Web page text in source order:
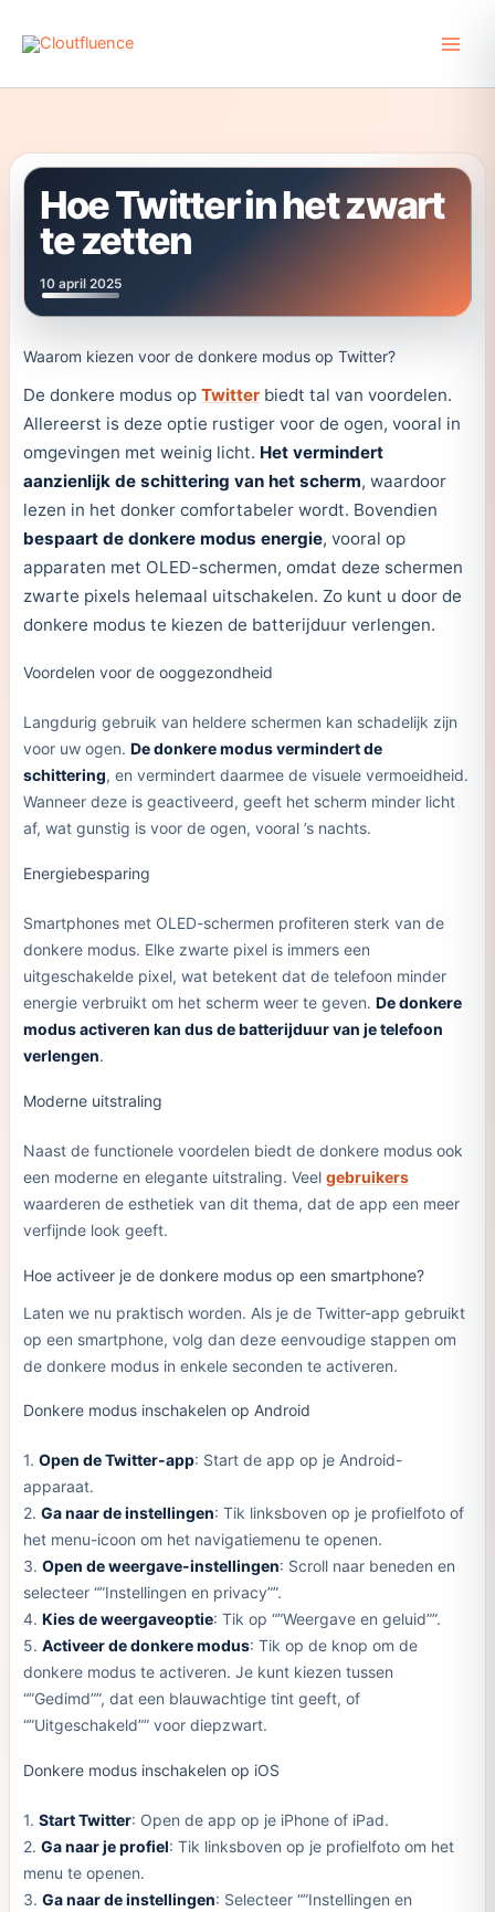
naar
inhoud
Hoe Twitter in het zwart
te zetten
10 april 2025
Waarom kiezen voor de donkere modus op Twitter?
De donkere modus op Twitterbiedt tal van voordelen.
Allereerst is deze optie rustiger voor de ogen, vooral in
omgevingen met weinig licht. Het vermindert
aanzienlijk de schittering van het scherm, waardoor
lezen in het donker comfortabeler wordt. Bovendien
bespaart de donkere modus energie, vooral op
apparaten met OLED-schermen, omdat deze schermen
zwarte pixels helemaal uitschakelen. Zo kunt u door de
donkere modus te kiezen de batterijduur verlengen.
Voordelen voor de ooggezondheid
Langdurig gebruik van heldere schermen kan schadelijk zijn
voor uw ogen. De donkere modus vermindert de
schittering, en vermindert daarmee de visuele vermoeidheid.
Wanneer deze is geactiveerd, geeft het scherm minder licht
af, wat gunstig is voor de ogen, vooral ’s nachts.
Energiebesparing
Smartphones met OLED-schermen profiteren sterk van de
donkere modus. Elke zwarte pixel is immers een
uitgeschakelde pixel, wat betekent dat de telefoon minder
energie verbruikt om het scherm weer te geven. De donkere
modus activeren kan dus de batterijduur van je telefoon
verlengen.
Moderne uitstraling
Naast de functionele voordelen biedt de donkere modus ook
een moderne en elegante uitstraling. Veel gebruikers
waarderen de esthetiek van dit thema, dat de app een meer
verfijnde look geeft.
Hoe activeer je de donkere modus op een smartphone?
Laten we nu praktisch worden. Als je de Twitter-app gebruikt
op een smartphone, volg dan deze eenvoudige stappen om
de donkere modus in enkele seconden te activeren.
Donkere modus inschakelen op Android
1. Open de Twitter-app: Start de app op je Android-
apparaat.
2. Ga naar de instellingen: Tik linksboven op je profielfoto of
het menu-icoon om het navigatiemenu te openen.
3. Open de weergave-instellingen: Scroll naar beneden en
selecteer “”Instellingen en privacy””.
4. Kies de weergaveoptie: Tik op “”Weergave en geluid””.
5. Activeer de donkere modus: Tik op de knop om de
donkere modus te activeren. Je kunt kiezen tussen
“”Gedimd””, dat een blauwachtige tint geeft, of
“”Uitgeschakeld”” voor diepzwart.
Donkere modus inschakelen op iOS
1. Start Twitter: Open de app op je iPhone of iPad.
2. Ga naar je profiel: Tik linksboven op je profielfoto om het
menu te openen.
3. Ga naar de instellingen: Selecteer “”Instellingen en